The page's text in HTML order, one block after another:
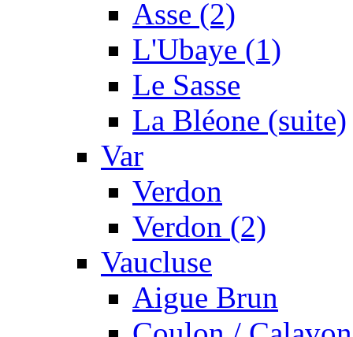
Asse (2)
L'Ubaye (1)
Le Sasse
La Bléone (suite)
Var
Verdon
Verdon (2)
Vaucluse
Aigue Brun